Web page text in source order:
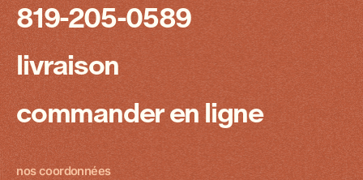
819-205-0589
livraison
commander en ligne
nos coordonnées